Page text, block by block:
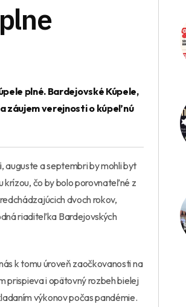
plné. Bardejovské Kúpele,
záujem verejnosti o kúpeľnú
auguste a septembri by mohli byt
krízou, čo by bolo porovnateľné z
dvoch rokov,
riaditeľka Bardejovských
k tomu úroveň zaočkovanosti na
prispieva i opätovný rozbeh bielej
výkonov počas pandémie.